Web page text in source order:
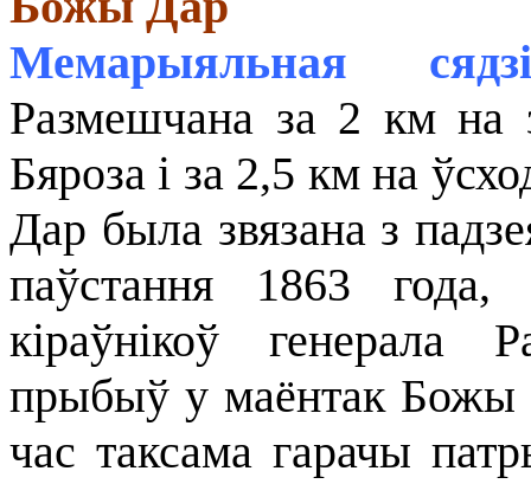
Мемарыяльная
Размешчана за 2 км на
Бяроза і за 2,5 км на
Дар была звязана з
паўстання 1863
кіраўнікоў генерала
прыбыў у маёнтак Божы
час таксама гарачы